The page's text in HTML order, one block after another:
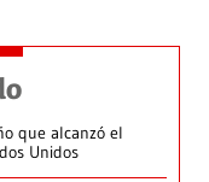
que alcanzó el
Unidos